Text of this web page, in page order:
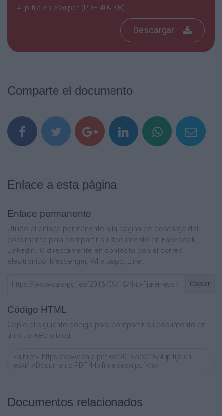
4-Ip fija en esxi.pdf (PDF, 409 KB)
Descargar
Comparte el documento
Enlace a esta página
Enlace permanente
Utilice el enlace permanente a la página de descarga del
documento para compartir su documento en Facebook,
LinkedIn.. O directamente en contacto con el correo
electrónico, Messenger, Whatsapp, Line..
Copiar
Código HTML
Copie el siguiente código para compartir su documento en
un sitio web o blog:
Documentos relacionados